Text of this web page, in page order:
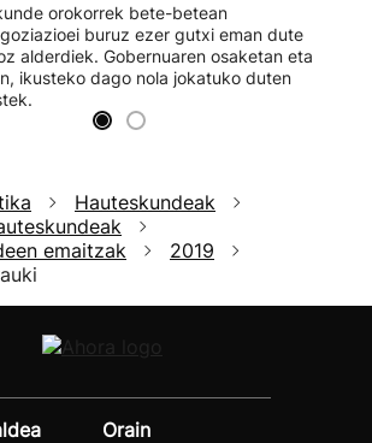
orokorrek bete-betean
buruz ezer gutxi eman dute
alderdiek. Gobernuaren osaketan eta
ikusteko dago nola jokatuko duten
Hauteskundeak
emaitzak
2019
Orain